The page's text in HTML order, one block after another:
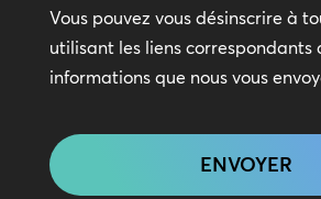
Vous pouvez vous désinscrire à
utilisant les liens correspondants
informations que nous vous